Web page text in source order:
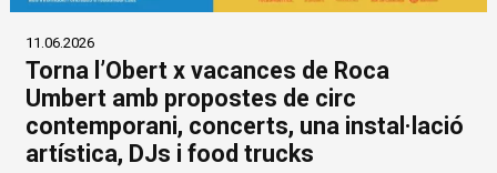
11.06.2026
Torna l’Obert x vacances de Roca
Umbert amb propostes de circ
contemporani, concerts, una instal·lació
artística, DJs i food trucks